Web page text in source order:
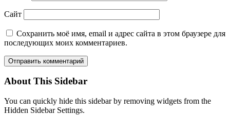
phoca_thumb_l_013
250x375-
90-
phoca_thumb_l_014
Сайт
Сохранить моё имя, email и адрес сайта в этом браузере для
последующих моих комментариев.
About This Sidebar
You can quickly hide this sidebar by removing widgets from the
Hidden Sidebar Settings.